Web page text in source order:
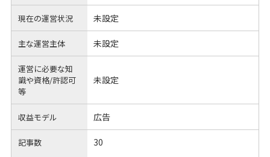
現在の運営状況 未設定
主な運営主体 未設定
運営に必要な知
識や資格/許認可
等
未設定
収益モデル 広告
記事数 30